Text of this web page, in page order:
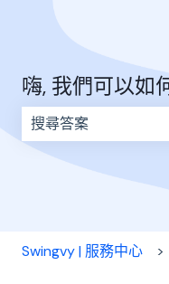
嗨, 我們可以如
因為搜尋欄位空白，因
Swingvy | 服務中心